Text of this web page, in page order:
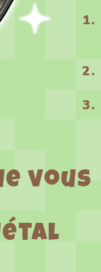
vous